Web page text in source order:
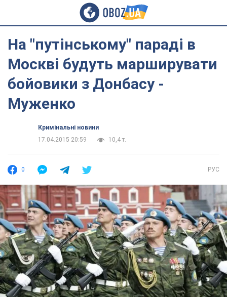
На "путінському" параді в
Москві будуть марширувати
бойовики з Донбасу -
Муженко
Кримінальні новини
17.04.2015 20:59
10,4 т.
0 РУС